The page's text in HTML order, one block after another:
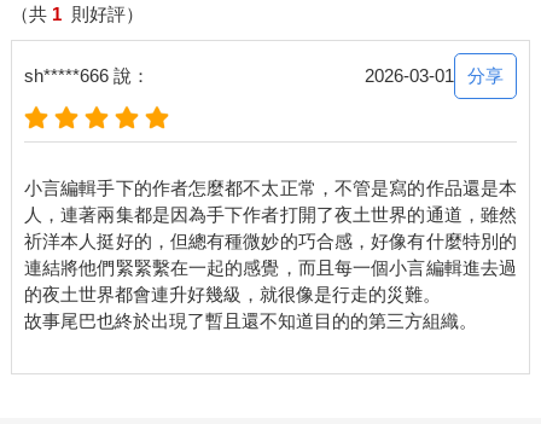
趕緊衝回房間裡，結果房間又大變模樣，變成跟外面一樣，都很
新。但裝有設備的包都不見了，幸好還有手機在身上。
重新去外面查探，房間好多，走廊好多，簡直在走迷宮。
說話聲、爪子抓撓的聲音、牆壁裡也有聲音⋯⋯咕嚕咕嚕、咕嚕
咕嚕⋯⋯
我須要休息，沒錯，睡一覺就好了。
第二天。
還是沒找到出口，不管怎麼找都沒有出口。樓梯呢？電梯呢？為
什麼到處都看不到？
梯廳有貼一張房客須知，但什麼注意事項都沒有，太奇怪了，這
（共 1 則好評）
sh*****666 說： 2026-03-01 分享
小言編輯手下的作者怎麼都不太正常，不管是寫的作品還是本
人，連著兩集都是因為手下作者打開了夜土世界的通道，雖然
祈洋本人挺好的，但總有種微妙的巧合感，好像有什麼特別的
連結將他們緊緊繫在一起的感覺，而且每一個小言編輯進去過
的夜土世界都會連升好幾級，就很像是行走的災難。
故事尾巴也終於出現了暫且還不知道目的的第三方組織。